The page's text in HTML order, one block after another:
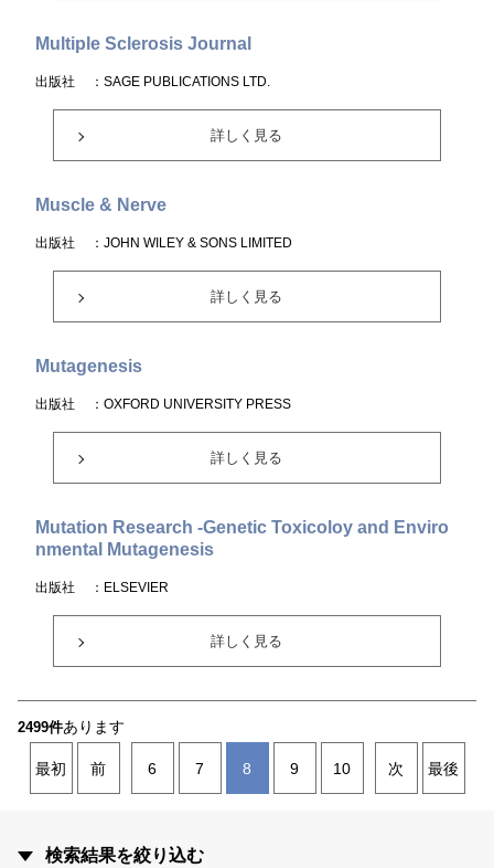
Multiple Sclerosis Journal
出版社 ：SAGE PUBLICATIONS LTD.
詳しく見る
Muscle & Nerve
出版社 ：JOHN WILEY & SONS LIMITED
詳しく見る
Mutagenesis
出版社 ：OXFORD UNIVERSITY PRESS
詳しく見る
Mutation Research -Genetic Toxicoloy and Enviro
nmental Mutagenesis
出版社 ：ELSEVIER
詳しく見る
2499件あります
最初 前 6 7 8 9 10 次 最後
検索結果を絞り込む